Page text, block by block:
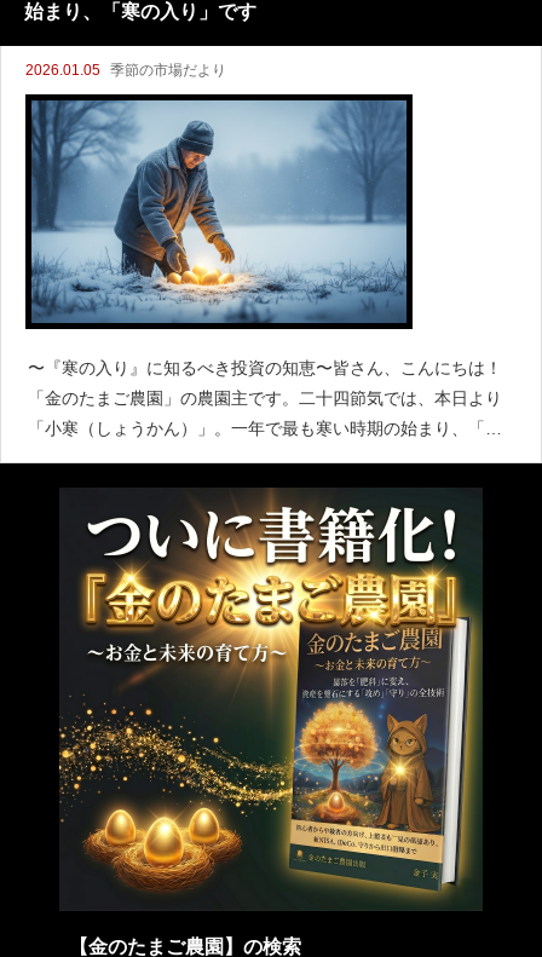
始まり、「寒の入り」です
2026.01.05 季節の市場だより
〜『寒の入り』に知るべき投資の知恵〜皆さん、こんにちは！
「金のたまご農園」の農園主です。二十四節気では、本日より
「小寒（しょうかん）」。一年で最も寒い時期の始まり、「寒
の入り」です。これから大寒へと向かい、冷え込みがさらに厳
しくなります。この時期、農園の作物たちは静かに土の
【金のたまご農園】の検索